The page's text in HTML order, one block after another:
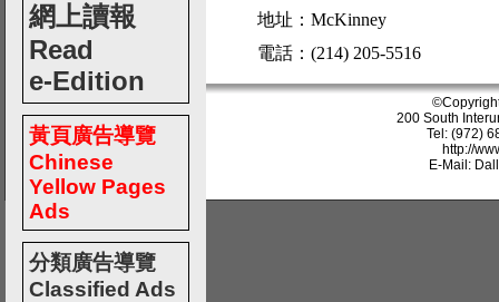
網上讀報
Read
e-Edition
黃頁廣告導覽
Chinese
Yellow Pages
Ads
分類廣告導覽
Classified Ads
地址：McKinney
電話：(214) 205-5516
200 South
Tel: (972)
http://
E-Mail: